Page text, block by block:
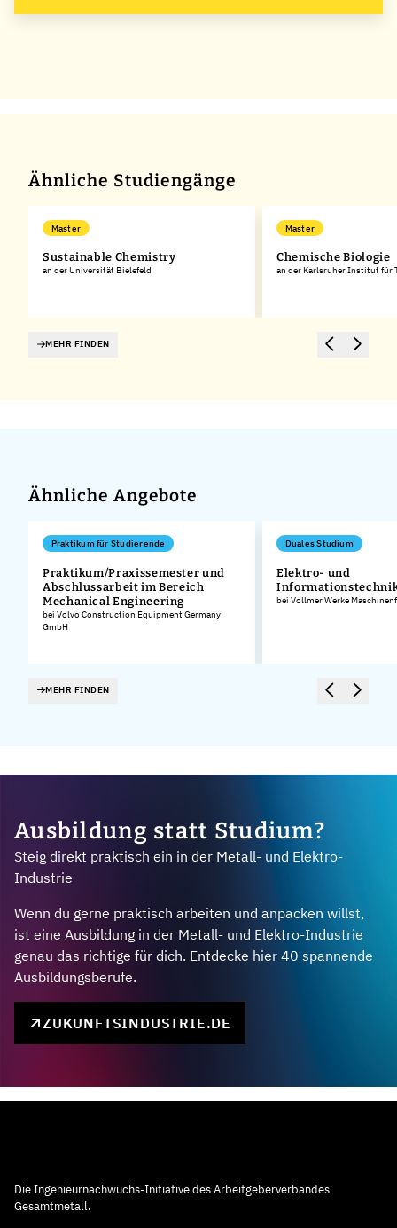
Ähnliche Studiengänge
Master
Sustainable Chemistry
an der Universität Bielefeld
Master
Chemische Biologie
an der Karlsruher Institut für
MEHR FINDEN
Ähnliche Angebote
Praktikum für Studierende
Praktikum/Praxissemester und
Abschlussarbeit im Bereich
Mechanical Engineering
bei Volvo Construction Equipment Germany
GmbH
Duales Studium
Elektro- und
bei Vollmer Werke
MEHR FINDEN
Ausbildung statt Studium?
Steig direkt praktisch ein in der Metall- und Elektro-
Industrie
Wenn du gerne praktisch arbeiten und anpacken willst,
ist eine Ausbildung in der Metall- und Elektro-Industrie
genau das richtige für dich. Entdecke hier 40 spannende
Ausbildungsberufe.
ZUKUNFTSINDUSTRIE.DE
Die Ingenieurnachwuchs-Initiative des Arbeitgeberverbandes
Gesamtmetall.